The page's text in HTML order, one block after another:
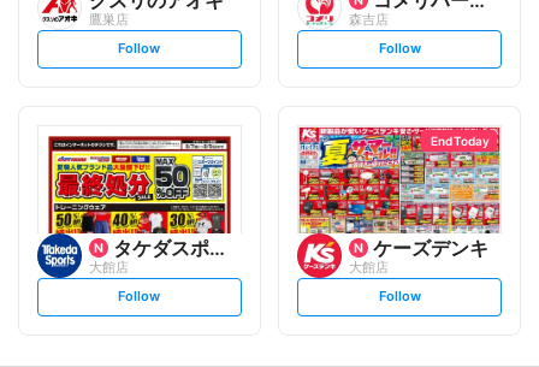
鷹巣店
s
t
o
w
Follow
森吉店
s
t
l
o
w
Follow
タケダスポーツ
大館店
s
t
Follow
End Today
ケーズデンキ
大館店
s
t
Follow